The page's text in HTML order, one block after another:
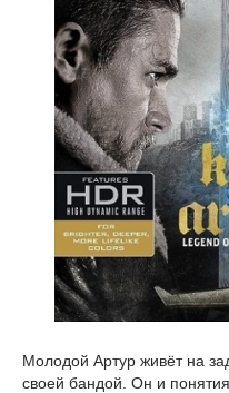
Молодой Артур живёт на
своей бандой. Он и